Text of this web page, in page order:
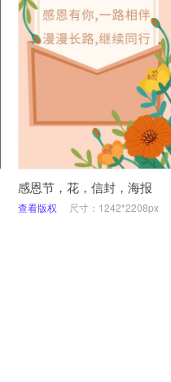
感恩节，花，信封，海报
查看版权 尺寸：1242*2208px